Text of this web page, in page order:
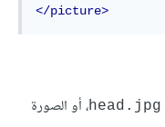
</picture>
head.jpg، أو الصورة